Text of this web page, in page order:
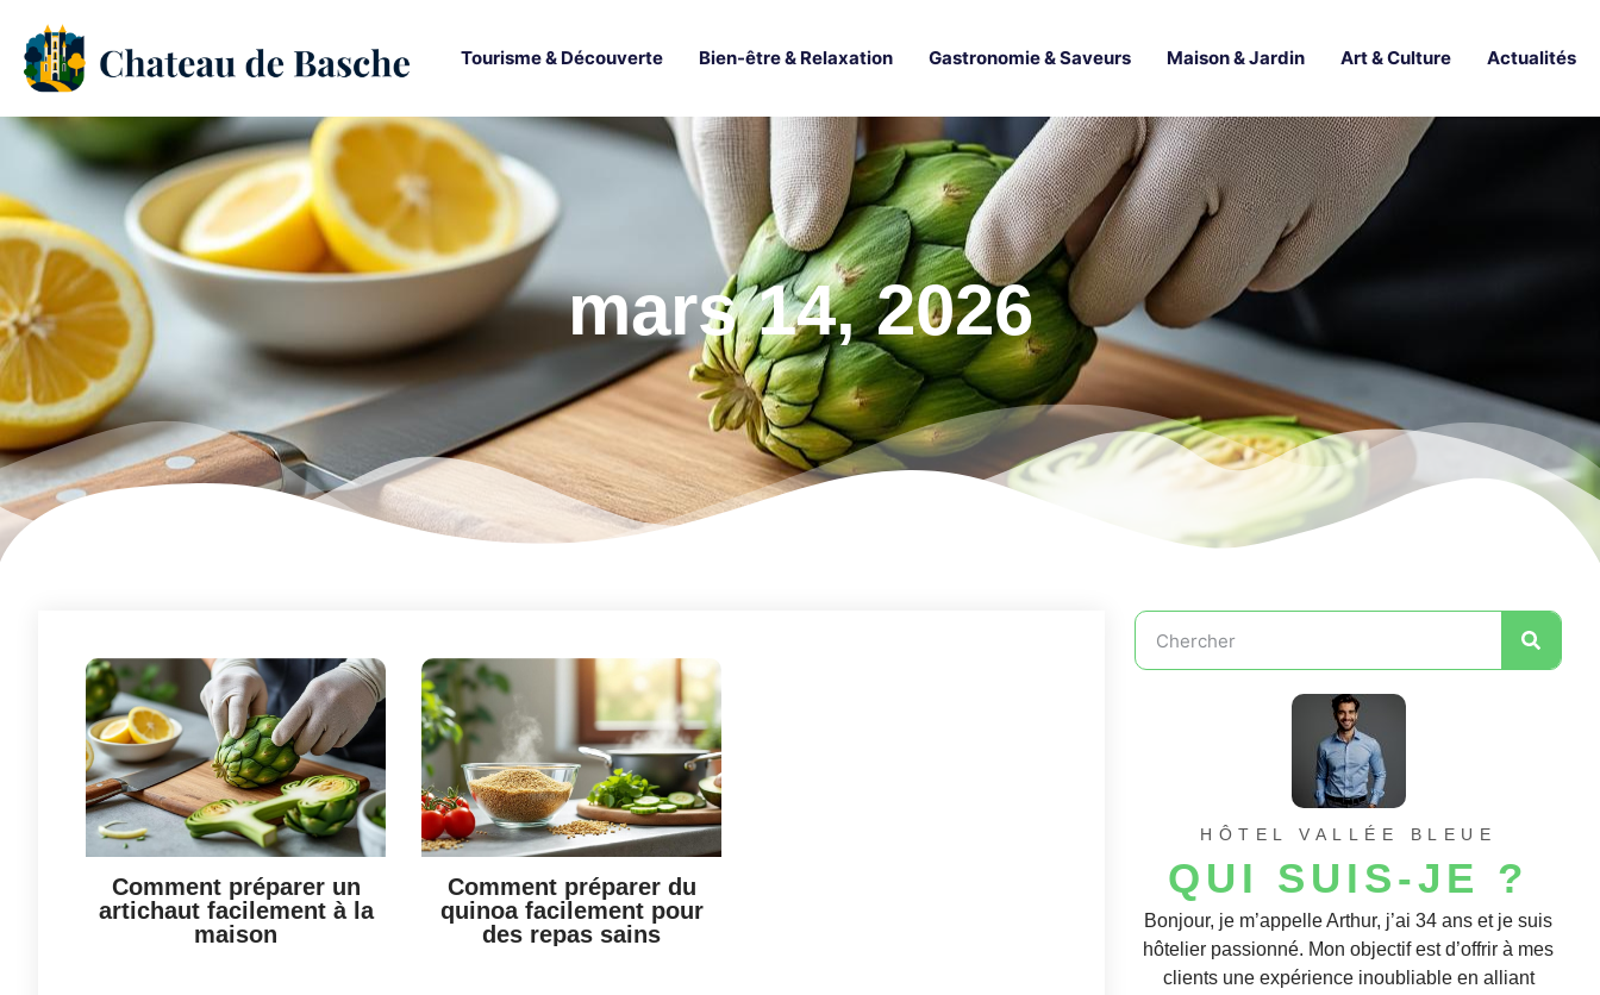
Tourisme & Découverte Bien-être & Relaxation Gastronomie & Saveurs Maison & Jardin Art & Culture Actualités
mars 14, 2026
Comment préparer un
artichaut facilement à la
maison
Comment préparer du
quinoa facilement pour
des repas sains
HÔTEL VALLÉE BLEUE
QUI SUIS-JE ?
Bonjour, je m’appelle Arthur, j’ai 34 ans et je suis
hôtelier passionné. Mon objectif est d’offrir à mes
clients une expérience inoubliable en alliant